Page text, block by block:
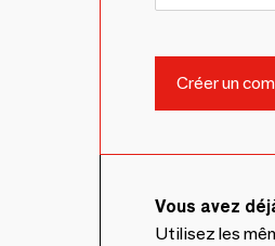
Vous avez
Utilisez les